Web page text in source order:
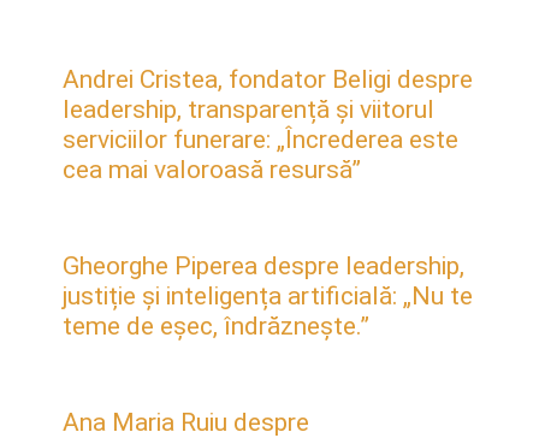
Andrei Cristea, fondator Beligi despre
leadership, transparență și viitorul
serviciilor funerare: „Încrederea este
cea mai valoroasă resursă”
Gheorghe Piperea despre leadership,
justiție și inteligența artificială: „Nu te
teme de eșec, îndrăznește.”
Ana Maria Ruiu despre